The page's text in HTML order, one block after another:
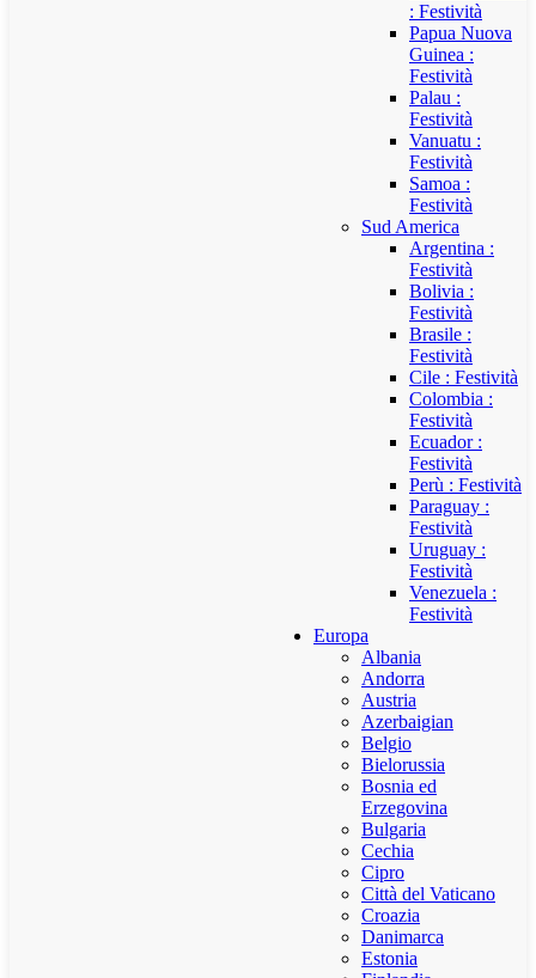
: Festività
Papua Nuova
Guinea :
Festività
Palau :
Festività
Vanuatu :
Festività
Samoa :
Festività
Sud America
Argentina :
Festività
Bolivia :
Festività
Brasile :
Festività
Cile : Festività
Colombia :
Festività
Ecuador :
Festività
Perù : Festività
Paraguay :
Festività
Uruguay :
Festività
Venezuela :
Festività
Europa
Albania
Andorra
Austria
Azerbaigian
Belgio
Bielorussia
Bosnia ed
Erzegovina
Bulgaria
Cechia
Cipro
Città del Vaticano
Croazia
Danimarca
Estonia